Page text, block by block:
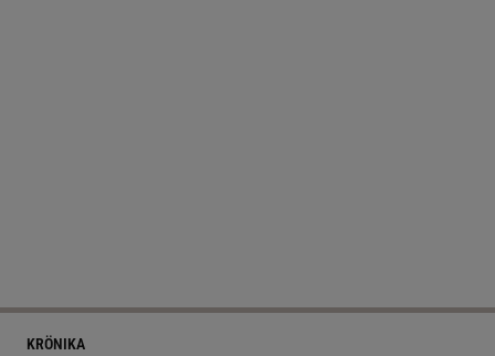
KRÖNIKA